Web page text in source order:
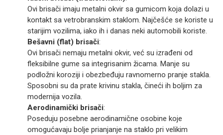
Ovi brisači imaju metalni okvir sa gumicom koja dolazi u
kontakt sa vetrobranskim staklom. Najčešće se koriste u
starijim vozilima, iako ih i danas neki automobili koriste.
Bešavni (flat) brisači:
Ovi brisači nemaju metalni okvir, već su izrađeni od
fleksibilne gume sa integrisanim žicama. Manje su
podložni koroziji i obezbeđuju ravnomerno pranje stakla.
Sposobni su da prate krivinu stakla, čineći ih boljim za
modernija vozila.
Aerodinamički brisači:
Poseduju posebne aerodinamične osobine koje
omogućavaju bolje prianjanje na staklo pri velikim